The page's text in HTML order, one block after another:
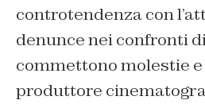
controtendenza con
denunce nei confronti
commettono molestie
produttore